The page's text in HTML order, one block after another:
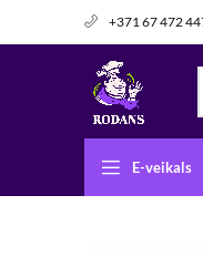
+371 67 472
E-veikals